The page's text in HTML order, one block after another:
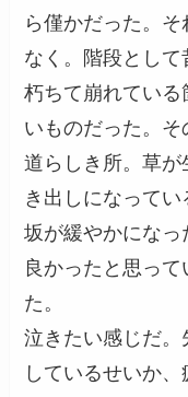
ら僅かだった。
なく。階段とし
朽ちて崩れている
いものだった。
道らしき所。草が
き出しになって
坂が緩やかになっ
良かったと思っ
た。
泣きたい感じだ
しているせいか